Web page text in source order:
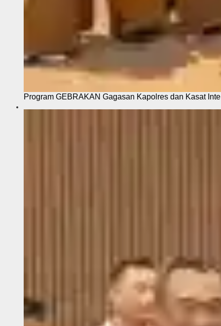
Program GEBRAKAN Gagasan Kapolres dan Kasat